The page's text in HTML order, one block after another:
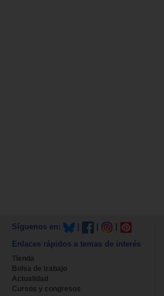
Síguenos en:
Enlaces rápidos a temas de interés
Tienda
Bolsa de trabajo
Actualidad
Cursos y congresos